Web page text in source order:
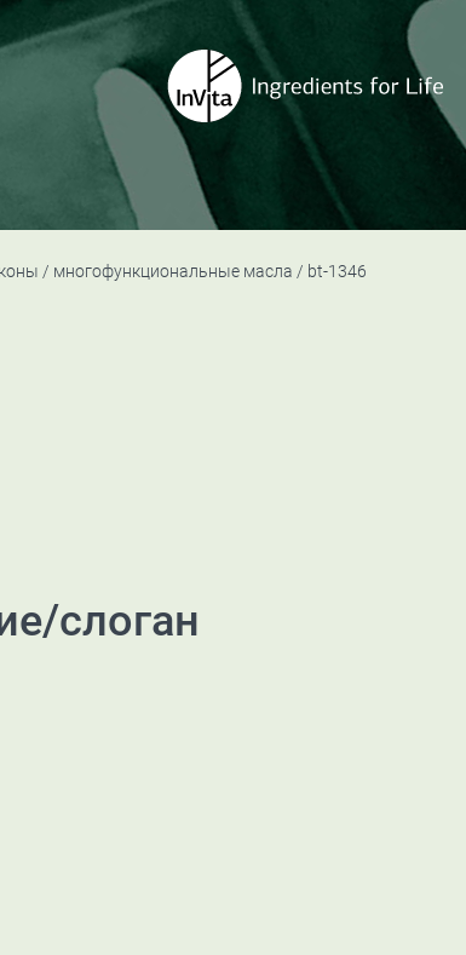
многофункциональные масла bt-1346
слоган